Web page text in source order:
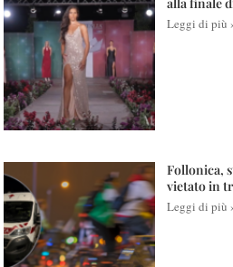
Leggi di più
Follonica,
vietato in
Leggi di più